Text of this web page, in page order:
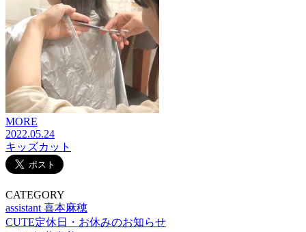
MORE
2022.05.24
キッズカット
CATEGORY
assistant 喜本麻穂
CUTE定休日・お休みのお知らせ